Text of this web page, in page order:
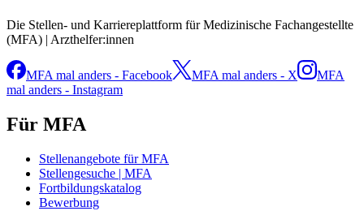
Die Stellen- und Karriereplattform für Medizinische Fachangestellte
(MFA) | Arzthelfer:innen
MFA mal anders - Facebook MFA mal anders - X
MFA
mal anders - Instagram
Für MFA
Stellenangebote für MFA
Stellengesuche | MFA
Fortbildungskatalog
Bewerbung